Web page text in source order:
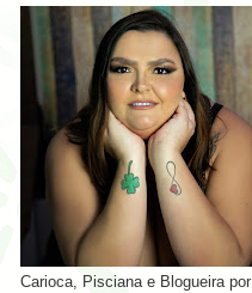
Carioca, Pisciana e Blogueira por